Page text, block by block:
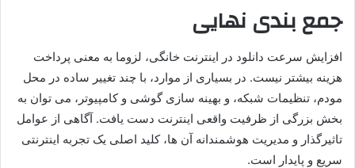
جمع بندی نهایی
افزایش سرعت دانلود در اینترنت خانگی، لزوما به معنی پرداخت
هزینه بیشتر نیست. در بسیاری از موارد، با چند تغییر ساده در محل
مودم، تنظیمات شبکه، و بهینه سازی گوشی و کامپیوتر، می توان به
بخش بزرگی از ظرفیت واقعی اینترنت دست یافت. آگاهی از عوامل
تاثیرگذار و مدیریت هوشمندانه آن ها، کلید اصلی یک تجربه اینترنتی
سریع و پایدار است.